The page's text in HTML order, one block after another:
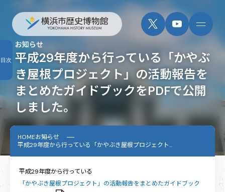
平成29年度から行っている「かやぶ
き屋根プロジェクト」の活動報告を
まとめたガイドブックをPDFで公開
しました。
お知らせ
HOMEお知らせ
平成29年度から行っている「かやぶき屋根プロジェクト...
平成29年度から行っている
「かやぶき屋根プロジェクト」の活動報告をまとめたガイドブック
目次